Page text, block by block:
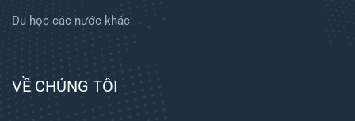
Du học các nước khác
VỀ CHÚNG TÔI